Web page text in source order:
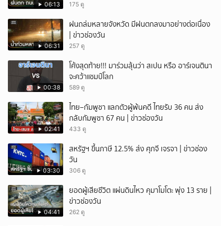
06:13 175 ดู
06:31
ฝนถล่มหลายจังหวัด มีฝนตกลงมาอย่างต่อเนื่อง
| ข่าวช่องวัน
257 ดู
00:38
โค้งสุดท้าย!!! มาร่วมลุ้นว่า สเปน หรือ อาร์เจนตินา
จะคว้าแชมป์โลก
589 ดู
02:41
ไทย–กัมพูชา แลกตัวผู้พ้นคดี ไทยรับ 36 คน ส่ง
กลับกัมพูชา 67 คน | ข่าวช่องวัน
433 ดู
03:30
สหรัฐฯ ขึ้นภาษี 12.5% ส่ง ศุภจี เจรจา | ข่าวช่อง
วัน
306 ดู
04:41
ยอดผู้เสียชีวิต แผ่นดินไหว คุมาโมโตะ พุ่ง 13 ราย |
ข่าวช่องวัน
262 ดู